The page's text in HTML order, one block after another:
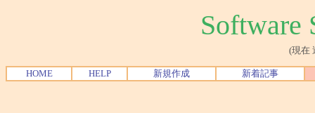
Software
(現在
HOME HELP 新規作成 新着記事